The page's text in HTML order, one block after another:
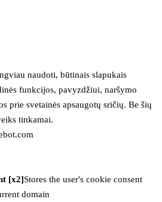
naudoti, būtinais slapukais
funkcijos, pavyzdžiui, naršymo
prie svetainės apsaugotų sričių. Be šių
tinkamai.
[x2]Stores the user's cookie consent
domain